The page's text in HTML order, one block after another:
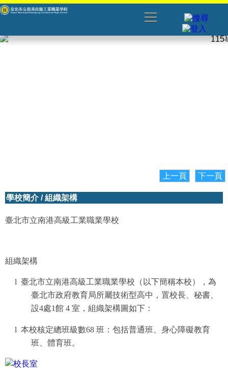
上一頁 下一頁
學校簡介 /組織架構
臺北市立南港高級工業職業學校
組織架構
l 臺北市立南港高級工業職業學校（以下簡稱本校），為
臺北市政府教育局所屬技術型高中，置校長、秘書、
設4處1館 4室，組織架構圖如下：
l 本校核定總班級數68 班：包括普通班、身心障礙教育
班、體育班。